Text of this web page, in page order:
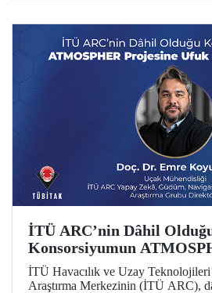
İTÜ ARC’nin Dâhil
Konsorsiyumun
Ufuk Avrupa Desteği
İTÜ Havacılık ve Uzay
Araştırma Merkezinin (İTÜ ARC),